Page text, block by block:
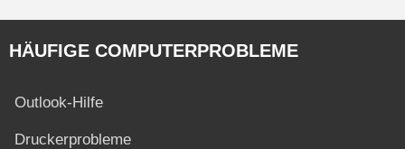
HÄUFIGE COMPUTERPROBLEME
Outlook-Hilfe
Druckerprobleme